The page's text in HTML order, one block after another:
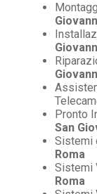
Pronto
San
Sistemi
Roma
Sistemi
Roma